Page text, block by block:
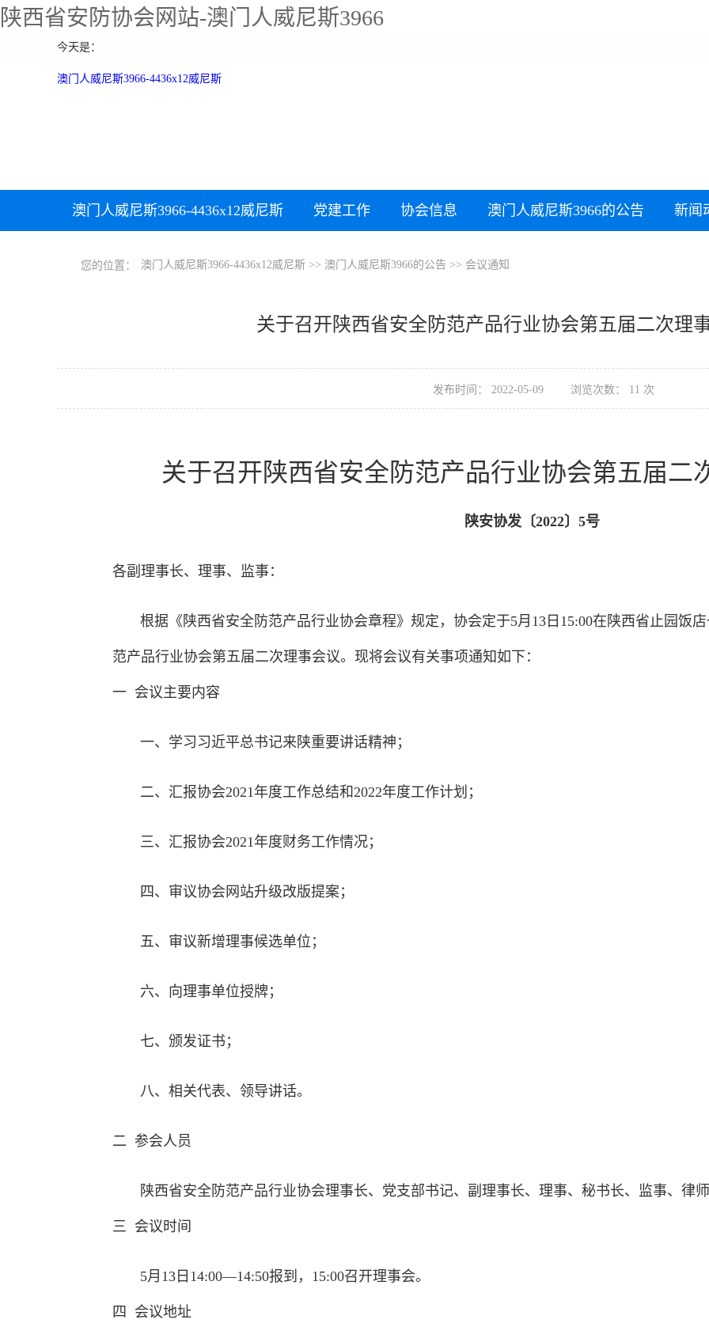
陕西省安防协会网站-澳门人威尼斯3966
今天是：
澳门人威尼斯3966-4436x12威尼斯
澳门人威尼斯3966-4436x12威尼斯 党建工作 协会信息 澳门人威尼斯3966的公告 新闻
您的位置： 澳门人威尼斯3966-4436x12威尼斯 >> 澳门人威尼斯3966的公告 >> 会议通知
关于召开陕西省安全防范产品行业协会第五届二次理
发布时间： 2022-05-09 浏览次数： 11 次
关于召开陕西省安全防范产品行业协会第五届二
陕安协发〔2022〕5号
各副理事长、理事、监事：
根据《陕西省安全防范产品行业协会章程》规定，协会定于5月13日15:00在陕西省止园饭
范产品行业协会第五届二次理事会议。现将会议有关事项通知如下：
一 会议主要内容
一、学习习近平总书记来陕重要讲话精神；
二、汇报协会2021年度工作总结和2022年度工作计划；
三、汇报协会2021年度财务工作情况；
四、审议协会网站升级改版提案；
五、审议新增理事候选单位；
六、向理事单位授牌；
七、颁发证书；
八、相关代表、领导讲话。
二 参会人员
陕西省安全防范产品行业协会理事长、党支部书记、副理事长、理事、秘书长、监事、律师
三 会议时间
5月13日14:00—14:50报到，15:00召开理事会。
四 会议地址